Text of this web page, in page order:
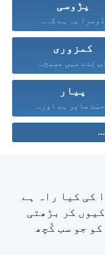
پڑوسی
دُوسرا یہ ہے کہ...
کمزوری
اِس لِئے مَیں مسِیح...
پیار
صابِر ہے اور...
کی کیا راہ ہے
کر بڑھتی
جو سب کُچھ